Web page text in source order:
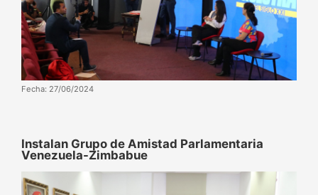
Fecha: 27/06/2024
Instalan Grupo de Amistad Parlamentaria
Venezuela-Zimbabue